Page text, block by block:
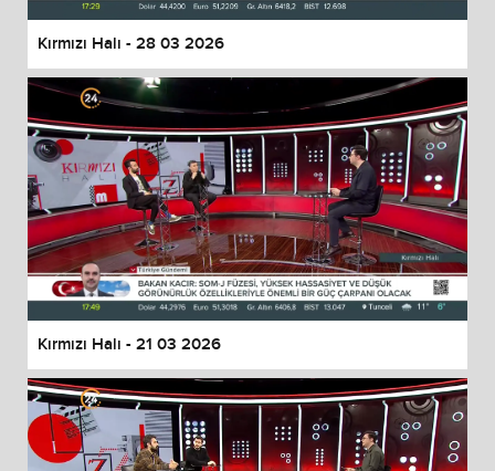
Kırmızı Halı - 28 03 2026
Kırmızı Halı - 21 03 2026